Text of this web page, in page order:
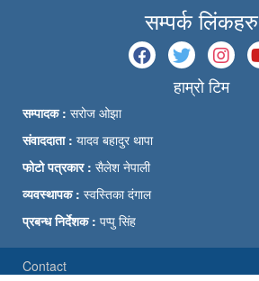
सम्पर्क लिंकहरु
हाम्रो टिम
सम्पादक : सरोज ओझा
संवाददाता : यादव बहादुर थापा
फोटो पत्रकार : सैलेश नेपाली
व्यवस्थापक : स्वस्तिका दंगाल
प्रबन्ध निर्देशक : पप्पु सिंह
Contact